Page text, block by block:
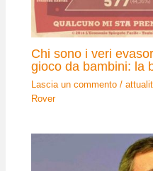
Chi sono i veri
gioco da bambini: la
Lascia un commento /
Rover